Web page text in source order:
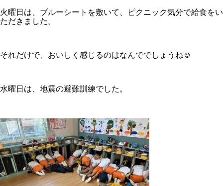
火曜日は、ブルーシートを敷いて、ピクニック気分で給食をい
ただきました。
それだけで、おいしく感じるのはなんででしょうね☺
水曜日は、地震の避難訓練でした。